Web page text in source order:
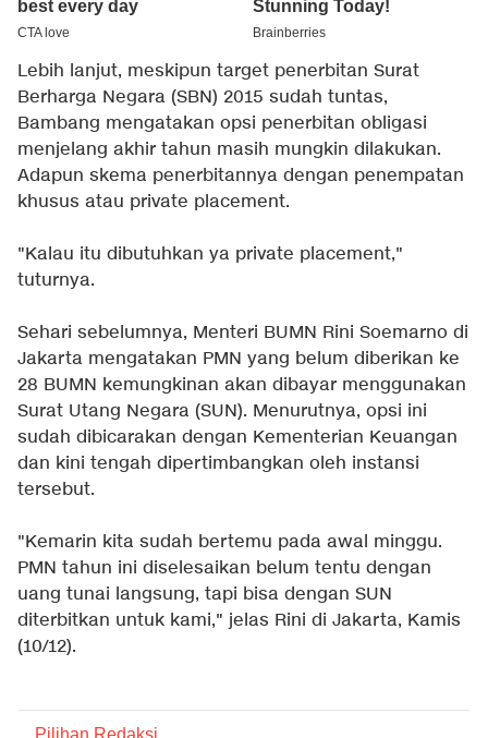
Lebih lanjut, meskipun target penerbitan Surat
Berharga Negara (SBN) 2015 sudah tuntas,
Bambang mengatakan opsi penerbitan obligasi
menjelang akhir tahun masih mungkin dilakukan.
Adapun skema penerbitannya dengan penempatan
khusus atau private placement.
"Kalau itu dibutuhkan ya private placement,"
tuturnya.
Sehari sebelumnya, Menteri BUMN Rini Soemarno di
Jakarta mengatakan PMN yang belum diberikan ke
28 BUMN kemungkinan akan dibayar menggunakan
Surat Utang Negara (SUN). Menurutnya, opsi ini
sudah dibicarakan dengan Kementerian Keuangan
dan kini tengah dipertimbangkan oleh instansi
tersebut.
"Kemarin kita sudah bertemu pada awal minggu.
PMN tahun ini diselesaikan belum tentu dengan
uang tunai langsung, tapi bisa dengan SUN
diterbitkan untuk kami," jelas Rini di Jakarta, Kamis
(10/12).